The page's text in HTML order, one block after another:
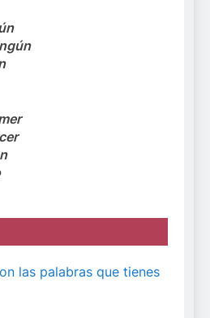
las palabras que tienes